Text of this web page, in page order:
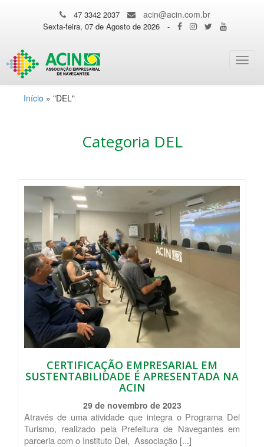
47 3342 2037 acin@acin.com.br
Sexta-feira, 07 de Agosto de 2026 -
Início » "DEL"
Categoria DEL
CERTIFICAÇÃO EMPRESARIAL EM
SUSTENTABILIDADE É APRESENTADA NA
ACIN
29 de novembro de 2023
Através de uma atividade que integra o Programa Del
Turismo, realizado pela Prefeitura de Navegantes em
parceria com o Instituto Del, Associação [...]